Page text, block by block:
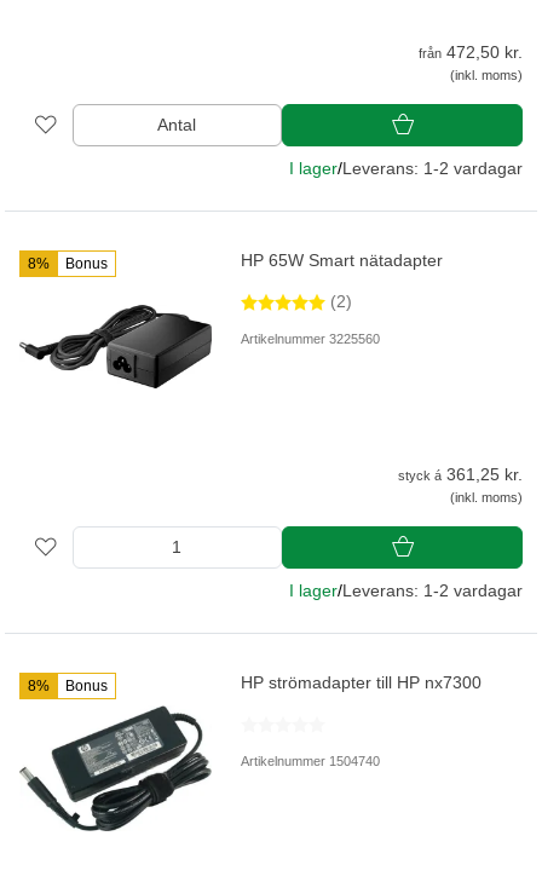
från 472,50 kr.
(inkl. moms)
Antal
I lager/Leverans: 1-2 vardagar
8% Bonus HP 65W Smart nätadapter
(2)
Artikelnummer 3225560
styck á 361,25 kr.
(inkl. moms)
I lager/Leverans: 1-2 vardagar
8% Bonus HP strömadapter till HP nx7300
Artikelnummer 1504740